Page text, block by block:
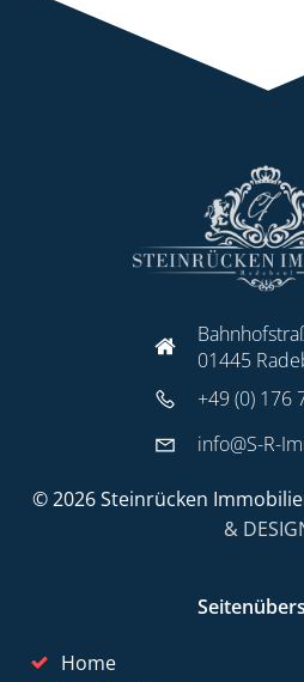
01445
+49 (0) 176
info@S-R-
© 2026 Steinrücken
&
Home